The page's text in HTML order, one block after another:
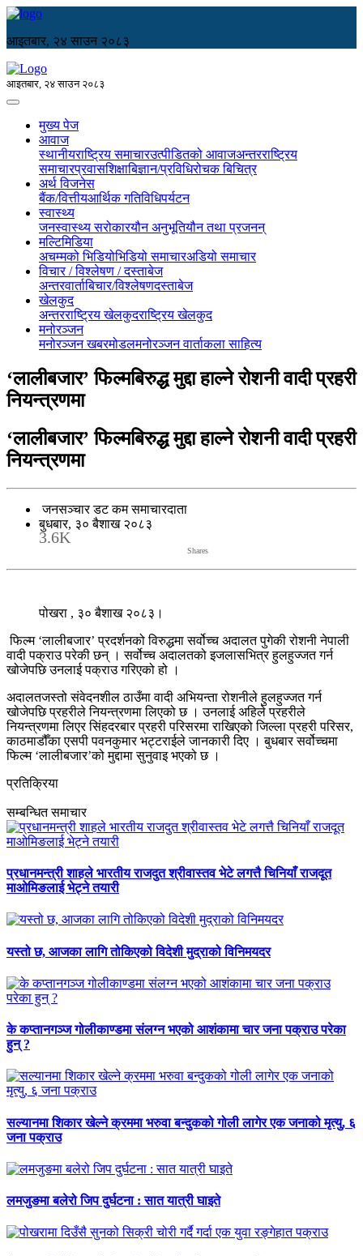
आइतबार, २४ साउन २०८३
आइतबार, २४ साउन २०८३
मुख्य पेज
आवाज
स्थानीयराष्ट्रिय समाचारउत्पीडितको आवाजअन्तरराष्ट्रिय
समाचारप्रवासशिक्षाबिज्ञान/प्रविधिरोचक बिचित्र
अर्थ विजनेस
बैंक/वित्तीयआर्थिक गतिविधिपर्यटन
स्वास्थ्य
जनस्वास्थ्य सरोकारयौन अनुभूतियौन तथा प्रजनन्
मल्टिमिडिया
अचम्मको भिडियोभिडियो समाचारअडियो समाचार
विचार / विश्लेषण / दस्ताबेज
अन्तरवार्ताबिचार/विश्लेषणदस्ताबेज
खेलकुद
अन्तरराष्ट्रिय खेलकुदराष्ट्रिय खेलकुद
मनोरञ्जन
मनोरञ्जन खबरमोडलमनोरञ्जन वार्ताकला साहित्य
‘लालीबजार’ फिल्मबिरुद्ध मुद्दा हाल्ने रोशनी वादी प्रहरी
नियन्त्रणमा
‘लालीबजार’ फिल्मबिरुद्ध मुद्दा हाल्ने रोशनी वादी प्रहरी
नियन्त्रणमा
जनसञ्चार डट कम समाचारदाता
बुधबार, ३० बैशाख २०८३
3.6K
Shares
पोखरा , ३० बैशाख २०८३।
फिल्म ‘लालीबजार’ प्रदर्शनको विरुद्धमा सर्वोच्च अदालत पुगेकी रोशनी नेपाली
वादी पक्राउ परेकी छन् । सर्वोच्च अदालतको इजलासभित्र हुलहुज्जत गर्न
खोजेपछि उनलाई पक्राउ गरिएको हो ।
अदालतजस्तो संवेदनशील ठाउँमा वादी अभियन्ता रोशनीले हुलहुज्जत गर्न
खोजेपछि प्रहरीले नियन्त्रणमा लिएको छ । उनलाई अहिले प्रहरीले
नियन्त्रणमा लिएर सिंहदरबार प्रहरी परिसरमा राखिएको जिल्ला प्रहरी परिसर,
काठमाडौँका एसपी पवनकुमार भट्टराईले जानकारी दिए । बुधबार सर्वोच्चमा
फिल्म ‘लालीबजार’को मुद्दामा सुनुवाइ भएको छ ।
प्रतिक्रिया
सम्बन्धित समाचार
प्रधानमन्त्री शाहले भारतीय राजदुत श्रीवास्तव भेटे लगत्तै चिनियाँ राजदूत
माओमिङलाई भेट्ने तयारी
यस्तो छ, आजका लागि तोकिएको विदेशी मुद्राको विनिमयदर
के कप्तानगञ्ज गोलीकाण्डमा संलग्न भएको आशंकामा चार जना पक्राउ परेका
हुन् ?
सल्यानमा शिकार खेल्ने क्रममा भरुवा बन्दुकको गोली लागेर एक जनाको मृत्यु, ६
जना पक्राउ
लमजुङमा बलेरो जिप दुर्घटना : सात यात्री घाइते